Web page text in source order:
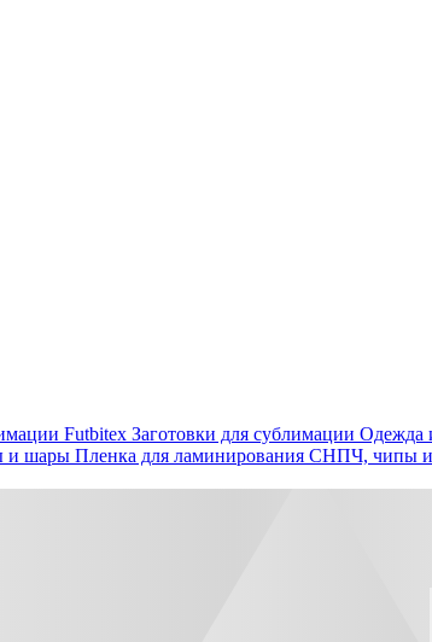
Futbitex Заготовки для сублимации Одежда
и шары Пленка для ламинирования СНПЧ, чипы и